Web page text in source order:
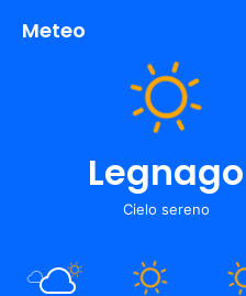
Meteo
Legnago
Cielo sereno